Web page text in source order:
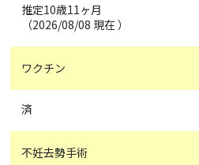
推定10歳11ヶ月
（2026/08/08 現在 ）
ワクチン
済
不妊去勢手術